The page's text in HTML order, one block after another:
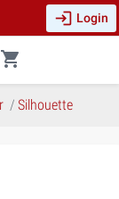
login Login
shopping_cart
Silhouette